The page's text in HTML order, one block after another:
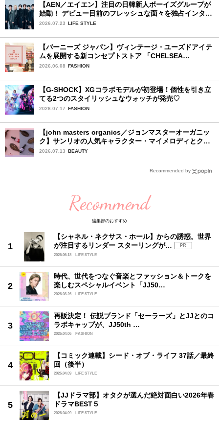
【AEN／エイエン】注目の日韓新人ボーイズグループが
始動！ デビュー目前のフレッシュな面々を独占インタビ
ュー。7人の魅力に迫ります♪
2026.07.23 LIFE STYLE
【バーニーズ ジャパン】ヴィンテージ・ユーズドアイテ
ムを展開する新コンセプトストア 「CHELSEA
VINTAGE ROOM」が誕生
2026.06.08 FASHION
【G-SHOCK】XGコラボモデルが初登場！個性を引き立
てる2つのスタイリッシュなウォッチが発売♡
2026.07.17 FASHION
【john masters organics／ジョンマスターオーガニッ
ク】サンリオの人気キャラクター・マイメロディとクロ
ミ限定デザイン♡ ヘアブラシとヘアオイルが7月16日
2026.07.13 BEAUTY
Recommended by
Recommend
編集部のおすすめ
【シャネル・ネクサス・ホール】からの誘惑。世界
が注目するリンダー スターリングが…
PR
2026.06.18
LIFE STYLE
時代、世代をつなぐ音楽とファッション＆トークを
楽しむスペシャルイベント「JJ50…
2026.03.26 LIFE STYLE
再販決定！ 伝説ブランド「セーラーズ」とJJとのコ
ラボキャップが、JJ50th …
2026.04.06 FASHION
【コミック連載】シード・オブ・ライフ 37話／最終
回（後半）
2026.04.09 LIFE STYLE
【JJドラマ部】オタクが選んだ絶対面白い2026年春
ドラマBEST５
2026.04.09 LIFE STYLE